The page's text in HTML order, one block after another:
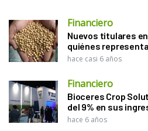
Financiero
Nuevos titulares
quiénes
hace casi 6 años
Financiero
Bioceres Crop
del 9% en sus
hace 6 años